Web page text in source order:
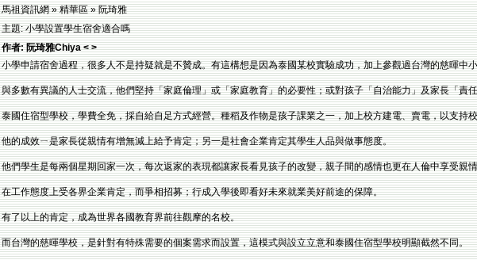
馬祖資訊網 » 精華區 » 阮琦雅
主題: 小學設置學生宿舍適合嗎
作者: 阮琦雅Chiya < >
小學申請宿舍過程，很多人不是持疑就是不贊成。有這構想是因為泰國某校實驗成功，加上參觀過台灣的慈暉中
與多數有異議的人士交流，他們堅持「家庭倫理」或「家庭教育」的必要性；或對孩子「自治能力」及家長「責
泰國住宿型學校，學費全免，採自給自足方式經營。種稻及作物是孩子課業之一，加上校方建電、賣電，以支
他的成效ㄧ是家長從親情有增無減上給予肯定；另一是社會企業肯定其學生人品與做事態度。
他們學生是每兩個星期回家一次，每次返家的表現都讓家長看見孩子的改變，親子間的感情也更在人倫中享受親
在工作態度上受各界企業肯定，而爭相招募；行成入學後即看好未來就業美好前途的保障。
有了以上的肯定，成為世界各國教育界前往觀摩的名校。
而台灣的慈暉學校，是針對有特殊需要的個案需求而設置，這模式與設立立意和泰國住宿型學校明顯截然不同。